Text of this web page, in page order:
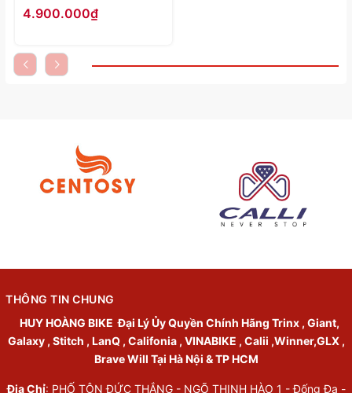
4.900.000₫
THÔNG TIN CHUNG
HUY HOÀNG BIKE Đại Lý Ủy Quyền Chính Hãng Trinx , Giant,
Galaxy , Stitch , LanQ , Califonia , VINABIKE , Calii ,Winner,GLX ,
Brave Will Tại Hà Nội & TP HCM
Địa Chỉ: PHỐ TÔN ĐỨC THẮNG - NGÕ THỊNH HÀO 1 - Đống Đa -